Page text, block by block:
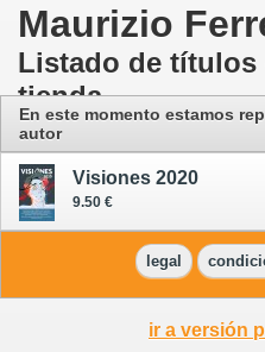
Maurizio
Listado de
tienda
En este momento estamos
autor
Visiones 2020
9.50 €
legal
ir a versión